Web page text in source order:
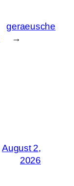
geraeusche
→
August 2,
2026